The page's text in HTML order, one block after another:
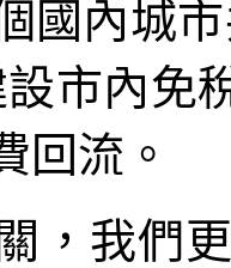
國內城
市內免
回流。
，我們